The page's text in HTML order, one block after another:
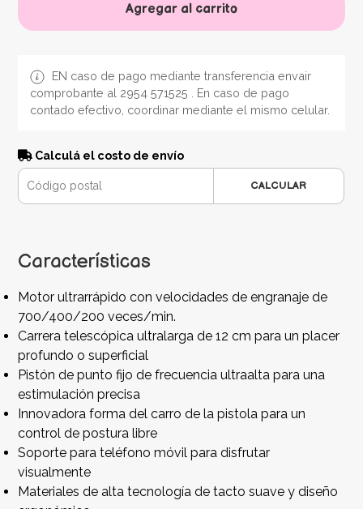
Agregar al carrito
EN caso de pago mediante transferencia envair
comprobante al 2954 571525 . En caso de pago
contado efectivo, coordinar mediante el mismo celular.
Calculá el costo de envío
CALCULAR
Características
Motor ultrarrápido con velocidades de engranaje de
700/400/200 veces/min.
Carrera telescópica ultralarga de 12 cm para un placer
profundo o superficial
Pistón de punto fijo de frecuencia ultraalta para una
estimulación precisa
Innovadora forma del carro de la pistola para un
control de postura libre
Soporte para teléfono móvil para disfrutar
visualmente
Materiales de alta tecnología de tacto suave y diseño